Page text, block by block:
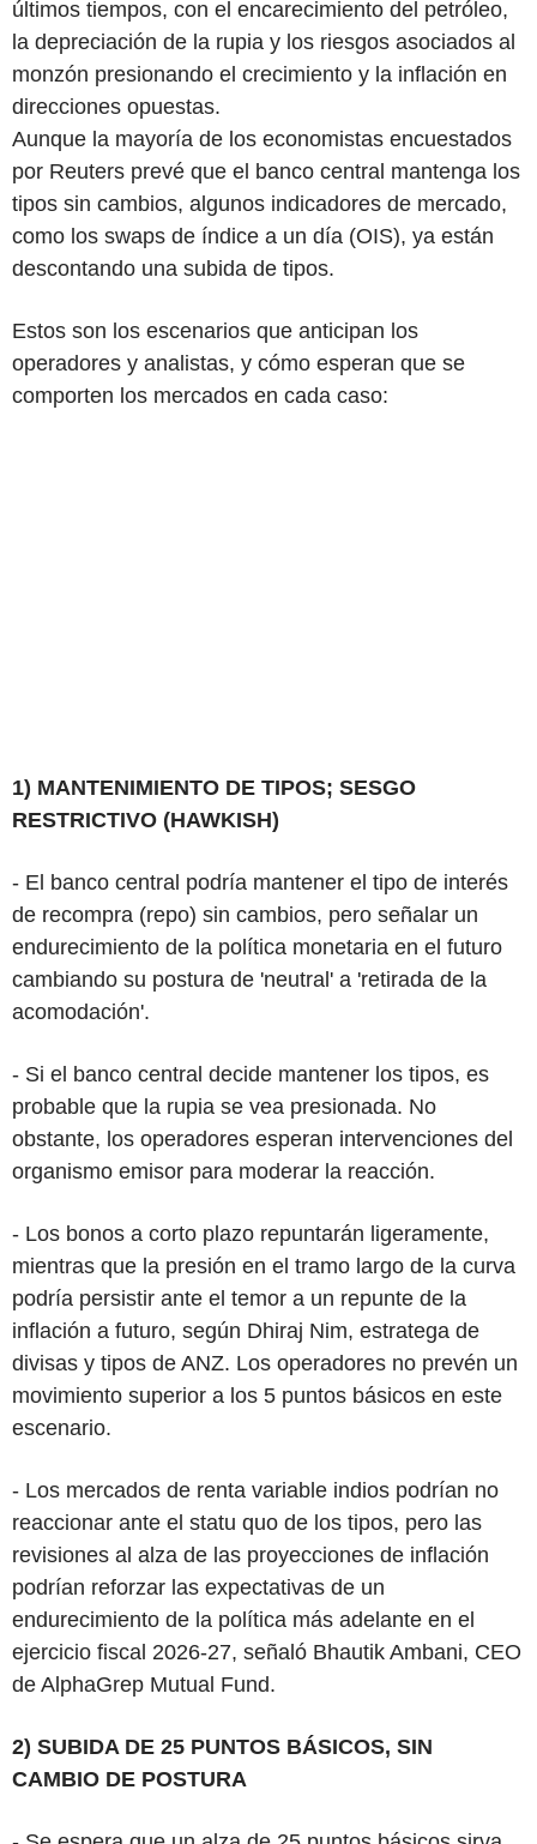
últimos tiempos, con el encarecimiento del petróleo,
la depreciación de la rupia y los riesgos asociados al
monzón presionando el crecimiento y la inflación en
direcciones opuestas.
Aunque la mayoría de los economistas encuestados
por Reuters prevé que el banco central mantenga los
tipos sin cambios, algunos indicadores de mercado,
como los swaps de índice a un día (OIS), ya están
descontando una subida de tipos.
Estos son los escenarios que anticipan los
operadores y analistas, y cómo esperan que se
comporten los mercados en cada caso:
1) MANTENIMIENTO DE TIPOS; SESGO
RESTRICTIVO (HAWKISH)
- El banco central podría mantener el tipo de interés
de recompra (repo) sin cambios, pero señalar un
endurecimiento de la política monetaria en el futuro
cambiando su postura de 'neutral' a 'retirada de la
acomodación'.
- Si el banco central decide mantener los tipos, es
probable que la rupia se vea presionada. No
obstante, los operadores esperan intervenciones del
organismo emisor para moderar la reacción.
- Los bonos a corto plazo repuntarán ligeramente,
mientras que la presión en el tramo largo de la curva
podría persistir ante el temor a un repunte de la
inflación a futuro, según Dhiraj Nim, estratega de
divisas y tipos de ANZ. Los operadores no prevén un
movimiento superior a los 5 puntos básicos en este
escenario.
- Los mercados de renta variable indios podrían no
reaccionar ante el statu quo de los tipos, pero las
revisiones al alza de las proyecciones de inflación
podrían reforzar las expectativas de un
endurecimiento de la política más adelante en el
ejercicio fiscal 2026-27, señaló Bhautik Ambani, CEO
de AlphaGrep Mutual Fund.
2) SUBIDA DE 25 PUNTOS BÁSICOS, SIN
CAMBIO DE POSTURA